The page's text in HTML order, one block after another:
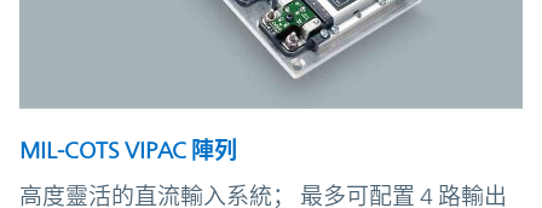
MIL-COTS VIPAC 陣列
高度靈活的直流輸入系統； 最多可配置 4 路輸出